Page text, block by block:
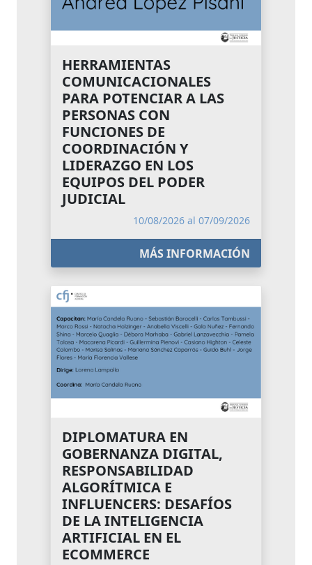
HERRAMIENTAS
COMUNICACIONALES
PARA POTENCIAR A LAS
PERSONAS CON
FUNCIONES DE
COORDINACIÓN Y
LIDERAZGO EN LOS
EQUIPOS DEL PODER
JUDICIAL
10/08/2026 al 07/09/2026
MÁS INFORMACIÓN
DIPLOMATURA EN
GOBERNANZA DIGITAL,
RESPONSABILIDAD
ALGORÍTMICA E
INFLUENCERS: DESAFÍOS
DE LA INTELIGENCIA
ARTIFICIAL EN EL
ECOMMERCE